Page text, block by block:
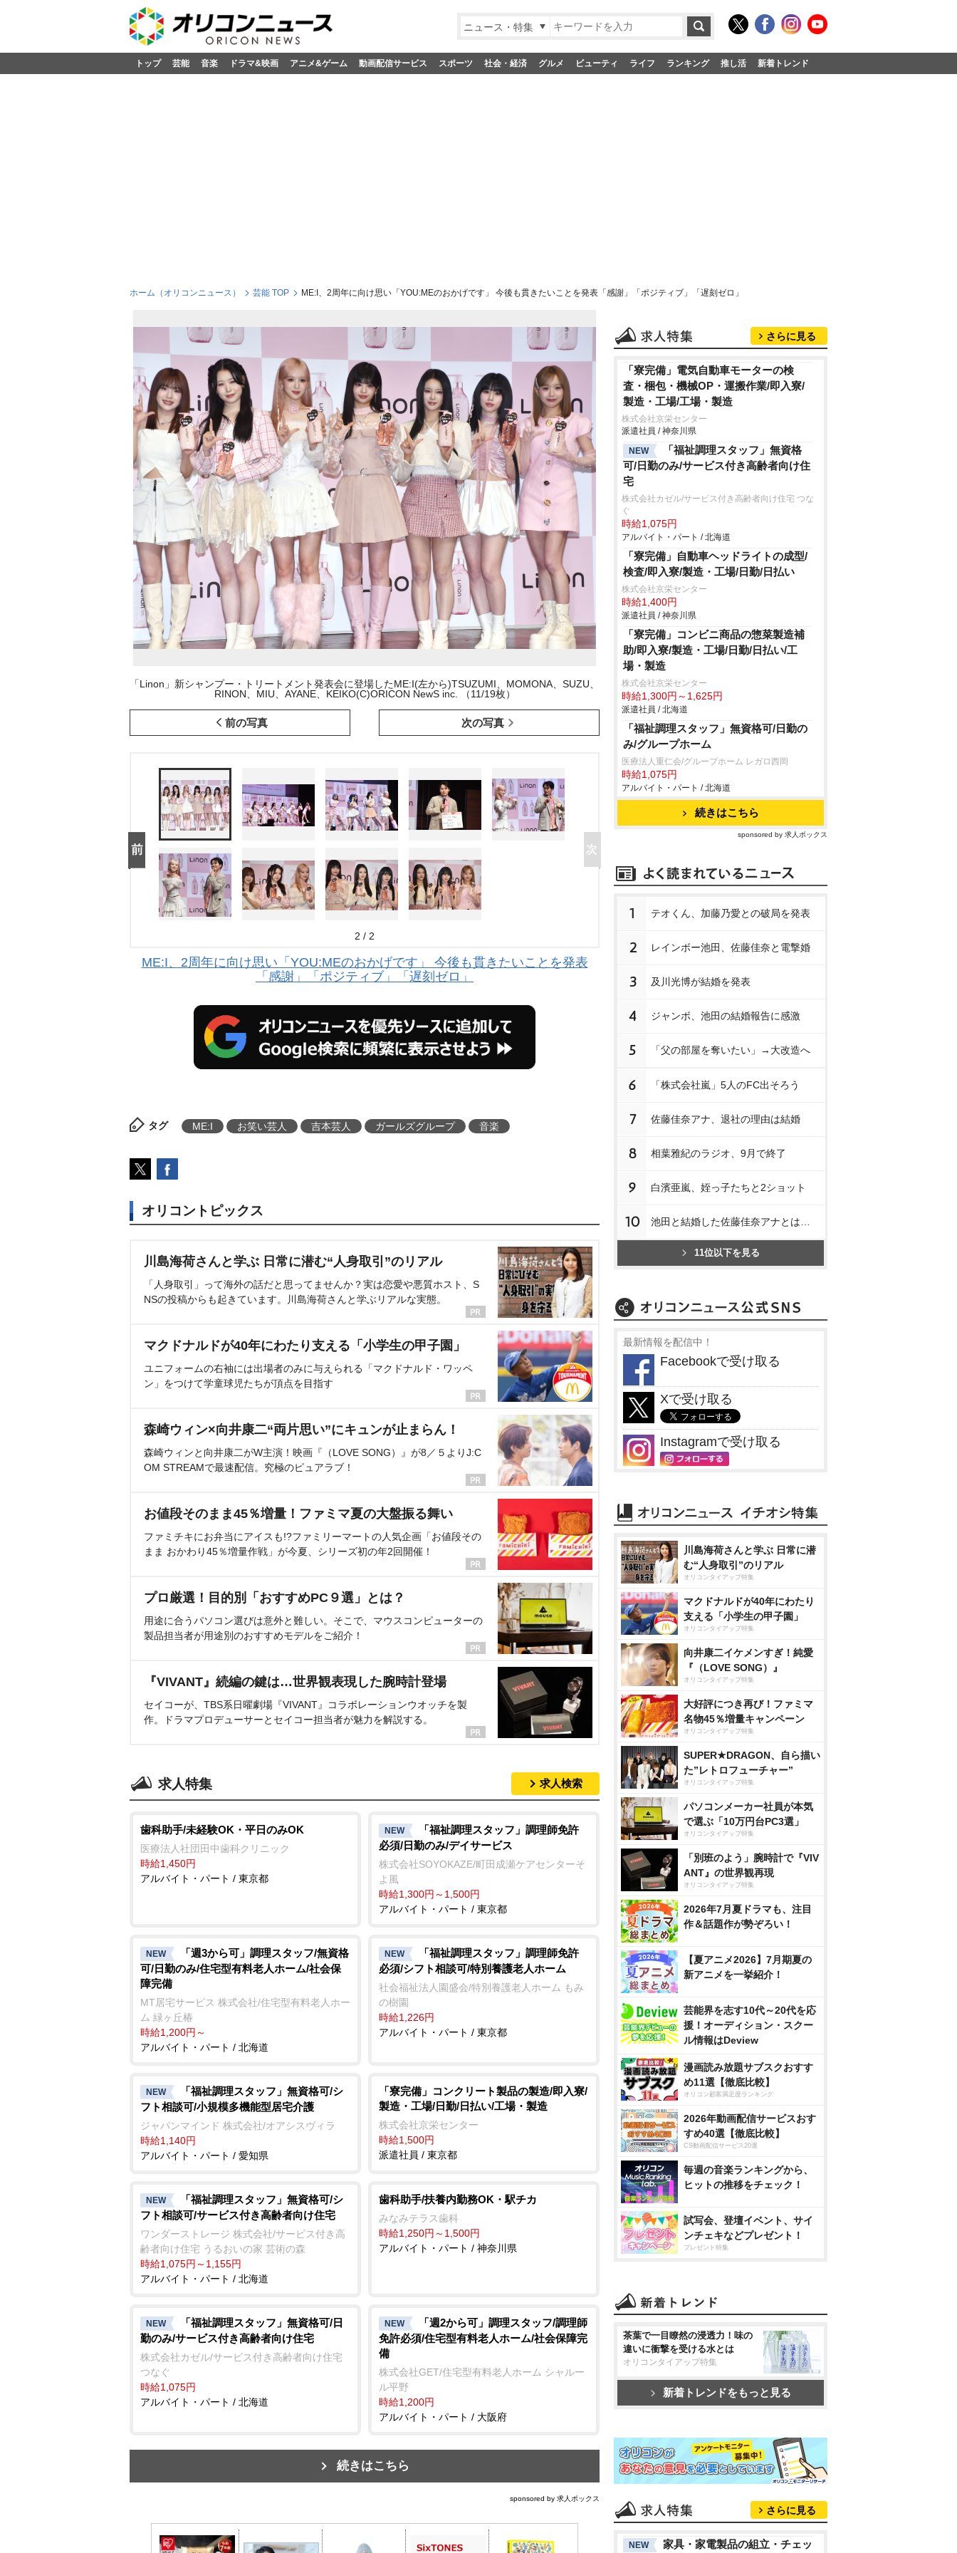
ニュース・特集
トップ 芸能 音楽 ドラマ&映画 アニメ&ゲーム 動画配信サービス スポーツ 社会・経済 グルメ ビューティ ライフ ランキング 推し活 新着トレンド
ホーム（オリコンニュース） 芸能 TOP ME:I、2周年に向け思い「YOU:MEのおかげです」 今後も貫きたいことを発表「感謝」「ポジティブ」「遅刻ゼロ」
「Linon」新シャンプー・トリートメント発表会に登場したME:I(左から)TSUZUMI、MOMONA、SUZU、
RINON、MIU、AYANE、KEIKO(C)ORICON NewS inc. （11/19枚）
前の写真 次の写真
2 / 2
ME:I、2周年に向け思い「YOU:MEのおかげです」 今後も貫きたいことを発表
「感謝」「ポジティブ」「遅刻ゼロ」
タグ ME:I お笑い芸人 吉本芸人 ガールズグループ 音楽
オリコントピックス
川島海荷さんと学ぶ 日常に潜む“人身取引”のリアル
「人身取引」って海外の話だと思ってませんか？実は恋愛や悪質ホスト、S
NSの投稿からも起きています。川島海荷さんと学ぶリアルな実態。
マクドナルドが40年にわたり支える「小学生の甲子園」
ユニフォームの右袖には出場者のみに与えられる「マクドナルド・ワッペ
ン」をつけて学童球児たちが頂点を目指す
森崎ウィン×向井康二“両片思い”にキュンが止まらん！
森崎ウィンと向井康二がW主演！映画『（LOVE SONG）』が8／５よりJ:C
OM STREAMで最速配信。究極のピュアラブ！
お値段そのまま45％増量！ファミマ夏の大盤振る舞い
ファミチキにお弁当にアイスも!?ファミリーマートの人気企画「お値段その
まま おかわり45％増量作戦」が今夏、シリーズ初の年2回開催！
プロ厳選！目的別「おすすめPC９選」とは？
用途に合うパソコン選びは意外と難しい。そこで、マウスコンピューターの
製品担当者が用途別のおすすめモデルをご紹介！
『VIVANT』続編の鍵は…世界観表現した腕時計登場
セイコーが、TBS系日曜劇場『VIVANT』コラボレーションウオッチを製
作。ドラマプロデューサーとセイコー担当者が魅力を解説する。
求人特集 求人検索
歯科助手/未経験OK・平日のみOK
医療法人社団田中歯科クリニック
時給1,450円
アルバイト・パート / 東京都
NEW
「福祉調理スタッフ」調理師免許
必須/日勤のみ/デイサービス
株式会社SOYOKAZE/町田成瀬ケアセンターそ
よ風
時給1,300円～1,500円
アルバイト・パート / 東京都
NEW
「週3から可」調理スタッフ/無資格
可/日勤のみ/住宅型有料老人ホーム/社会保
障完備
MT居宅サービス 株式会社/住宅型有料老人ホー
ム 緑ヶ丘椿
時給1,200円～
アルバイト・パート / 北海道
NEW
「福祉調理スタッフ」調理師免許
必須/シフト相談可/特別養護老人ホーム
社会福祉法人園盛会/特別養護老人ホーム もみ
の樹園
時給1,226円
アルバイト・パート / 東京都
NEW
「福祉調理スタッフ」無資格可/シ
フト相談可/小規模多機能型居宅介護
ジャパンマインド 株式会社/オアシスヴィラ
時給1,140円
アルバイト・パート / 愛知県
「寮完備」コンクリート製品の製造/即入寮/
製造・工場/日勤/日払い/工場・製造
株式会社京栄センター
時給1,500円
派遣社員 / 東京都
NEW
「福祉調理スタッフ」無資格可/シ
フト相談可/サービス付き高齢者向け住宅
ワンダーストレージ 株式会社/サービス付き高
齢者向け住宅 うるおいの家 芸術の森
時給1,075円～1,155円
アルバイト・パート / 北海道
歯科助手/扶養内勤務OK・駅チカ
みなみテラス歯科
時給1,250円～1,500円
アルバイト・パート / 神奈川県
NEW
「福祉調理スタッフ」無資格可/日
勤のみ/サービス付き高齢者向け住宅
株式会社カゼル/サービス付き高齢者向け住宅
つなぐ
時給1,075円
アルバイト・パート / 北海道
NEW
「週2から可」調理スタッフ/調理師
免許必須/住宅型有料老人ホーム/社会保障完
備
株式会社GET/住宅型有料老人ホーム シャルー
ル平野
時給1,200円
アルバイト・パート / 大阪府
続きはこちら
sponsored by 求人ボックス
さらに見る
「寮完備」電気自動車モーターの検
査・梱包・機械OP・運搬作業/即入寮/
製造・工場/工場・製造
株式会社京栄センター
派遣社員 / 神奈川県
NEW
「福祉調理スタッフ」無資格
可/日勤のみ/サービス付き高齢者向け住
宅
株式会社カゼル/サービス付き高齢者向け住宅 つな
ぐ
時給1,075円
アルバイト・パート / 北海道
「寮完備」自動車ヘッドライトの成型/
検査/即入寮/製造・工場/日勤/日払い
株式会社京栄センター
時給1,400円
派遣社員 / 神奈川県
「寮完備」コンビニ商品の惣菜製造補
助/即入寮/製造・工場/日勤/日払い/工
場・製造
株式会社京栄センター
時給1,300円～1,625円
派遣社員 / 北海道
「福祉調理スタッフ」無資格可/日勤の
み/グループホーム
医療法人重仁会/グループホーム レガロ西岡
時給1,075円
アルバイト・パート / 北海道
続きはこちら
sponsored by 求人ボックス
1 テオくん、加藤乃愛との破局を発表
2 レインボー池田、佐藤佳奈と電撃婚
3 及川光博が結婚を発表
4 ジャンボ、池田の結婚報告に感激
5 「父の部屋を奪いたい」→大改造へ
6 「株式会社嵐」5人のFC出そろう
7 佐藤佳奈アナ、退社の理由は結婚
8 相葉雅紀のラジオ、9月で終了
9 白濱亜嵐、姪っ子たちと2ショット
10 池田と結婚した佐藤佳奈アナとは…
11位以下を見る
最新情報を配信中！
Facebookで受け取る
Xで受け取る
Instagramで受け取る
川島海荷さんと学ぶ 日常に潜
む“人身取引”のリアル
オリコンタイアップ特集
マクドナルドが40年にわたり
支える「小学生の甲子園」
オリコンタイアップ特集
向井康二イケメンすぎ！純愛
『（LOVE SONG）』
オリコンタイアップ特集
大好評につき再び！ファミマ
名物45％増量キャンペーン
オリコンタイアップ特集
SUPER★DRAGON、自ら描い
た”レトロフューチャー”
オリコンタイアップ特集
パソコンメーカー社員が本気
で選ぶ「10万円台PC3選」
オリコンタイアップ特集
「別班のよう」腕時計で『VIV
ANT』の世界観再現
オリコンタイアップ特集
2026年7月夏ドラマも、注目
作＆話題作が勢ぞろい！
【夏アニメ2026】7月期夏の
新アニメを一挙紹介！
芸能界を志す10代～20代を応
援！オーディション・スクー
ル情報はDeview
漫画読み放題サブスクおすす
め11選【徹底比較】
オリコン顧客満足度ランキング
2026年動画配信サービスおす
すめ40選【徹底比較】
CS動画配信サービス20選
毎週の音楽ランキングから、
ヒットの推移をチェック！
試写会、登壇イベント、サイ
ンチェキなどプレゼント！
プレゼント特集
茶葉で一目瞭然の浸透力！味の
違いに衝撃を受ける水とは
オリコンタイアップ特集
新着トレンドをもっと見る
さらに見る
NEW 家具・家電製品の組立・チェッ